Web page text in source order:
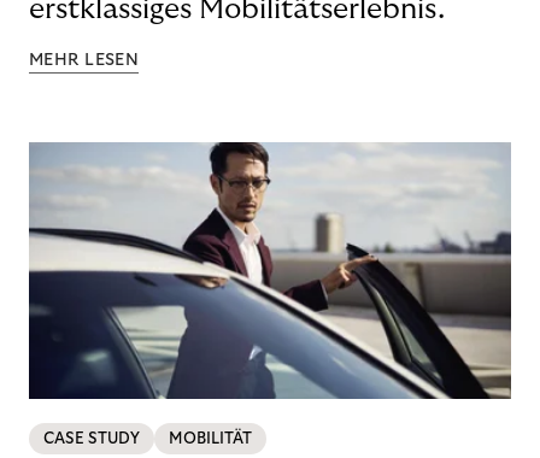
erstklassiges Mobilitätserlebnis.
MEHR LESEN
CASE STUDY MOBILITÄT